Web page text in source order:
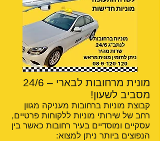
מונית מרחובות לבארי – 24/6
מסביב לשעון!
קבוצת מוניות ברחובות מעניקה מגוון
רחב של שירותי מוניות ללקוחות פרטיים,
עסקיים ומוסדיים בעיר רחובות כאשר בין
הנפוצים ביותר ניתן למצוא: